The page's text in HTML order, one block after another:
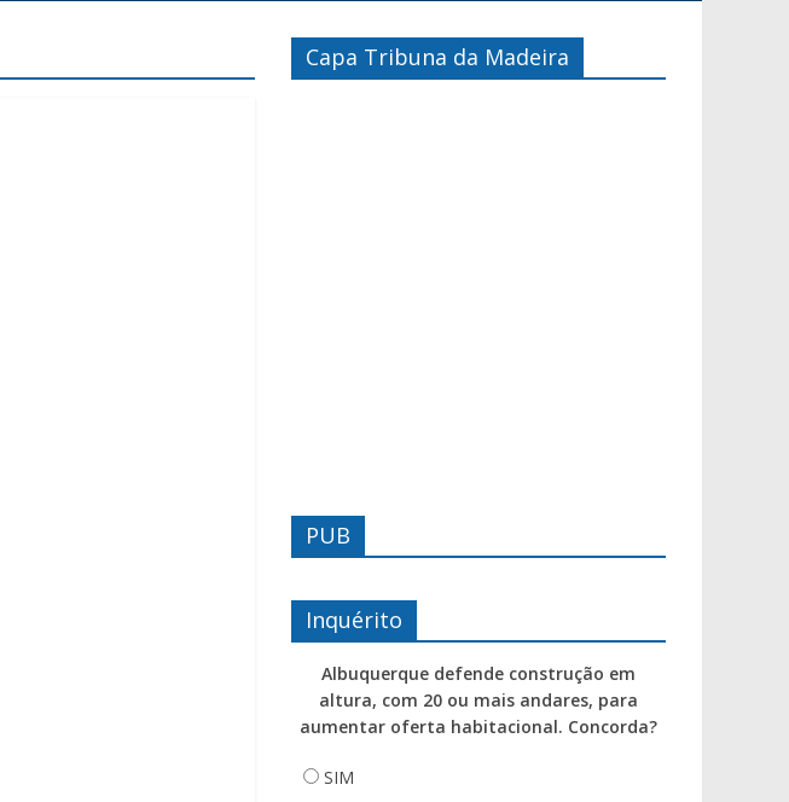
Capa Tribuna da Madeira
PUB
Inquérito
Albuquerque defende construção em
altura, com 20 ou mais andares, para
aumentar oferta habitacional. Concorda?
SIM